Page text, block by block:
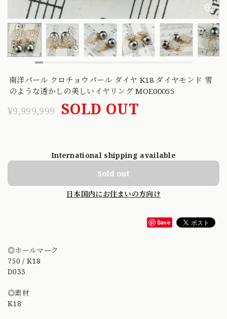
南洋パール クロチョウパール ダイヤ K18 ダイヤモンド 雪
のような透かしの美しいイヤリング MOE00055
¥9,999,999 SOLD OUT
International shipping available
Sold out
日本国内にお住まいの方向け
Save
◎ホールマーク
750 / K18
D033
◎素材
K18